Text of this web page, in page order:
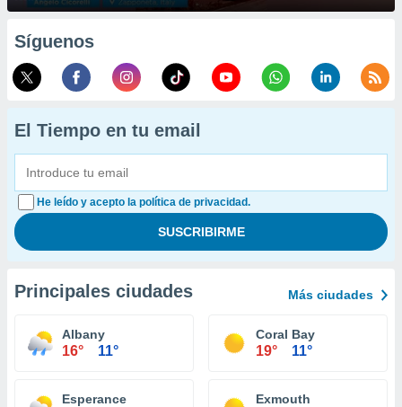
Síguenos
El Tiempo en tu email
He leído y acepto la política de privacidad.
Principales ciudades Más ciudades
Albany
16° 11°
Coral Bay
19° 11°
Esperance Exmouth